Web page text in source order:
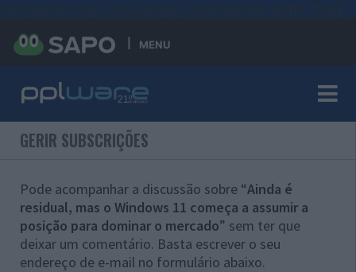
MENU
GERIR SUBSCRIÇÕES
Pode acompanhar a discussão sobre “Ainda é
residual, mas o Windows 11 começa a assumir a
posição para dominar o mercado” sem ter que
deixar um comentário. Basta escrever o seu
endereço de e-mail no formulário abaixo.